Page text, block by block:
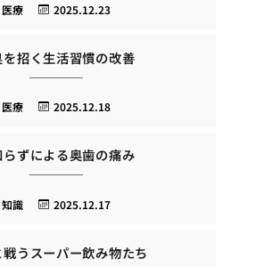
2025.12.23
医療
を招く生活習慣の改善
2025.12.18
医療
らずによる奥歯の痛み
2025.12.17
知識
戦うスーパー飲み物たち